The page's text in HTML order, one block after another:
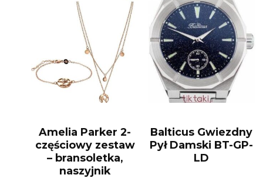
Amelia Parker 2-
częściowy zestaw
– bransoletka,
naszyjnik
Balticus Gwiezdny
Pył Damski BT-GP-
LD